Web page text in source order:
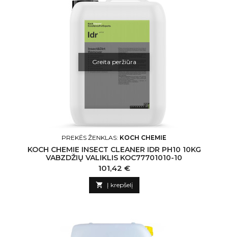
Greita peržiūra
PREKĖS ŽENKLAS: KOCH CHEMIE
KOCH CHEMIE INSECT CLEANER IDR PH10 10KG
VABZDŽIŲ VALIKLIS KOC77701010-10
Kaina
101,42 €
 Į krepšelį